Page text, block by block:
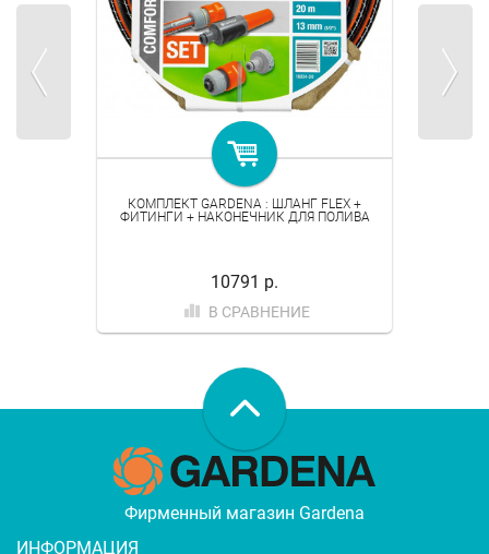
КОМПЛЕКТ GARDENA : ШЛАНГ FLEX +
ФИТИНГИ + НАКОНЕЧНИК ДЛЯ ПОЛИВА
10791 р.
В СРАВНЕНИЕ
Фирменный магазин Gardena
ИНФОРМАЦИЯ